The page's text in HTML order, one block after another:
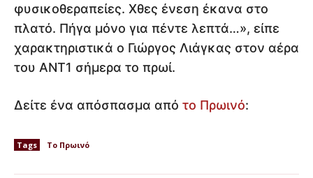
φυσικοθεραπείες. Χθες ένεση έκανα στο
πλατό. Πήγα μόνο για πέντε λεπτά…», είπε
χαρακτηριστικά ο Γιώργος Λιάγκας στον αέρα
του ΑΝΤ1 σήμερα το πρωί.
Δείτε ένα απόσπασμα από το Πρωινό:
Tags Το Πρωινό